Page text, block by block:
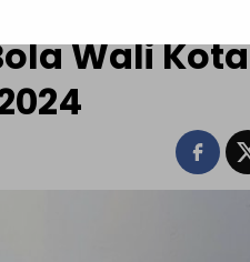
Persiapan
Wali Kota